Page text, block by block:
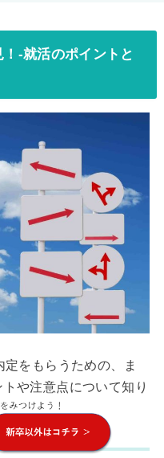
-就活のポイントと
をもらうための、ま
や注意点について知り